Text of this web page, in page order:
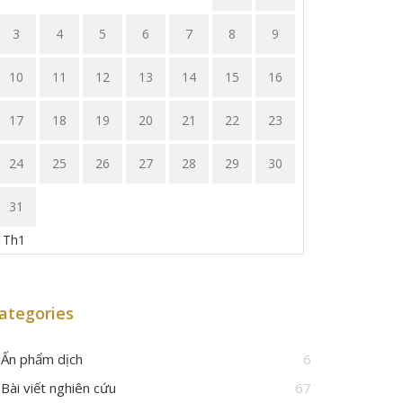
3 4 5 6 7 8 9
10 11 12 13 14 15 16
17 18 19 20 21 22 23
24 25 26 27 28 29 30
31
Ấn phẩm dịch
6
Bài viết nghiên cứu
67